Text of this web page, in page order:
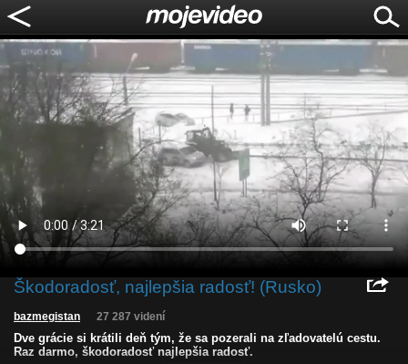
Škodoradosť, najlepšia radosť! (Rusko)
bazmegistan 27 287 videní
Dve grácie si krátili deň tým, že sa pozerali na zľadovatelú cestu.
Raz darmo, škodoradosť najlepšia radosť.